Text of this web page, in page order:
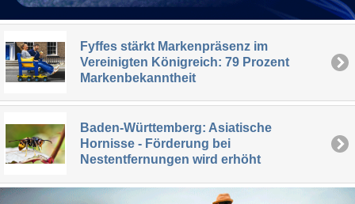
Fyffes stärkt Markenpräsenz im
Vereinigten Königreich: 79 Prozent
Markenbekanntheit
Baden-Württemberg: Asiatische
Hornisse - Förderung bei
Nestentfernungen wird erhöht